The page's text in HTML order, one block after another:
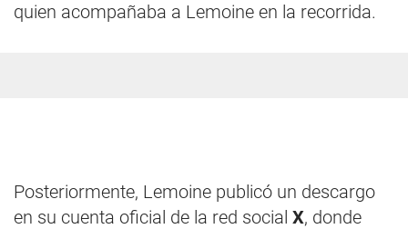
quien acompañaba a Lemoine en la recorrida.
Posteriormente, Lemoine publicó un descargo
en su cuenta oficial de la red social X, donde